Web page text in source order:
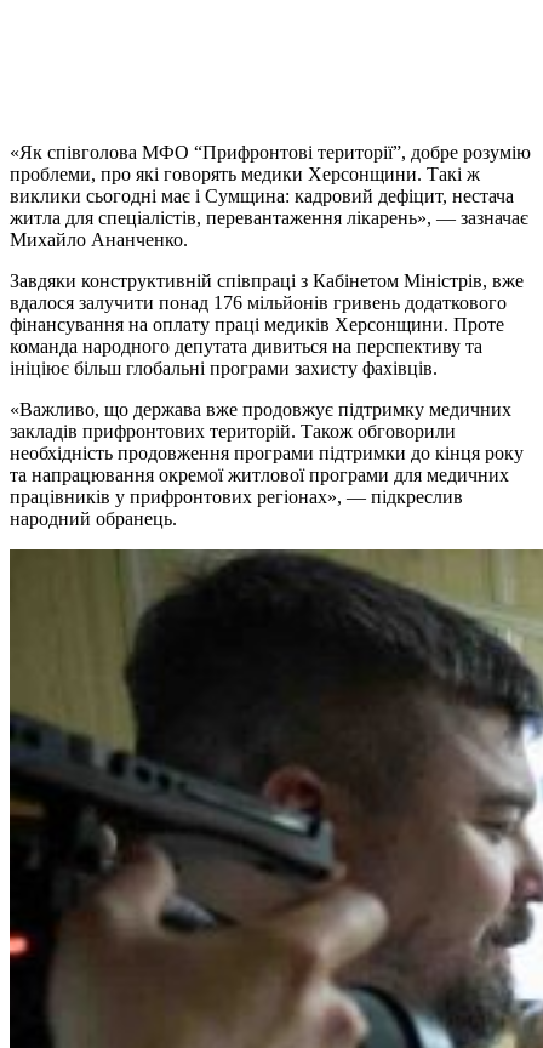
«Як співголова МФО “Прифронтові території”, добре розумію
проблеми, про які говорять медики Херсонщини. Такі ж
виклики сьогодні має і Сумщина: кадровий дефіцит, нестача
житла для спеціалістів, перевантаження лікарень», — зазначає
Михайло Ананченко.
Завдяки конструктивній співпраці з Кабінетом Міністрів, вже
вдалося залучити понад 176 мільйонів гривень додаткового
фінансування на оплату праці медиків Херсонщини. Проте
команда народного депутата дивиться на перспективу та
ініціює більш глобальні програми захисту фахівців.
«Важливо, що держава вже продовжує підтримку медичних
закладів прифронтових територій. Також обговорили
необхідність продовження програми підтримки до кінця року
та напрацювання окремої житлової програми для медичних
працівників у прифронтових регіонах», — підкреслив
народний обранець.